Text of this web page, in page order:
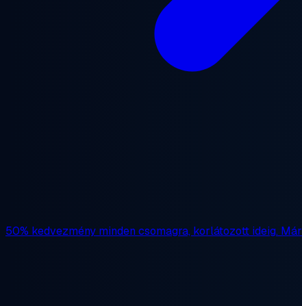
50% kedvezmény minden csomagra, korlátozott ideig. Már